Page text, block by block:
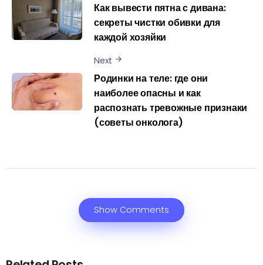
Как вывести пятна с дивана:
секреты чистки обивки для
каждой хозяйки
Next
Родинки на теле: где они
наиболее опасны и как
распознать тревожные признаки
(советы онколога)
Show Comments